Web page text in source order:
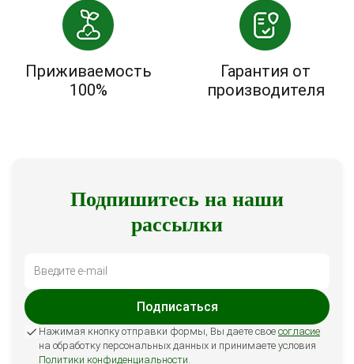
Приживаемость
100%
Гарантия от
производителя
Подпишитесь на наши
рассылки
Подписаться
Нажимая кнопку отправки формы, Вы даете свое согласие
на обработку персональных данных и принимаете условия
Политики конфиденциальности.